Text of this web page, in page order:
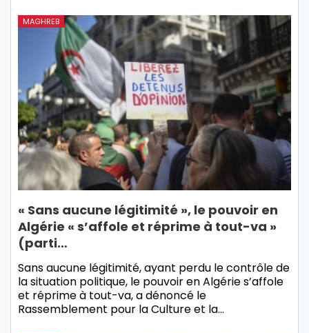
MAGHREB
« Sans aucune légitimité », le pouvoir en
Algérie « s’affole et réprime à tout-va »
(parti…
Sans aucune légitimité, ayant perdu le contrôle de
la situation politique, le pouvoir en Algérie s’affole
et réprime à tout-va, a dénoncé le
Rassemblement pour la Culture et la…